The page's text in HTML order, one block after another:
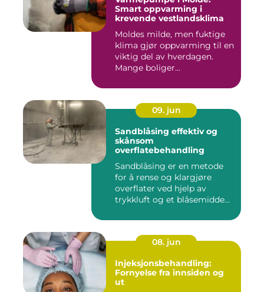
Smart oppvarming i
krevende vestlandsklima
Moldes milde, men fuktige
klima gjør oppvarming til en
viktig del av hverdagen.
Mange boliger...
09. jun
Sandblåsing effektiv og
skånsom
overflatebehandling
Sandblåsing er en metode
for å rense og klargjøre
overflater ved hjelp av
trykkluft og et blåsemidde...
08. jun
Injeksjonsbehandling:
Fornyelse fra innsiden og
ut